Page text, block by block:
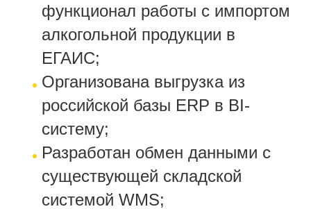
функционал работы с импортом
алкогольной продукции в
ЕГАИС;
Организована выгрузка из
российской базы ERP в BI-
систему;
Разработан обмен данными с
существующей складской
системой WMS;